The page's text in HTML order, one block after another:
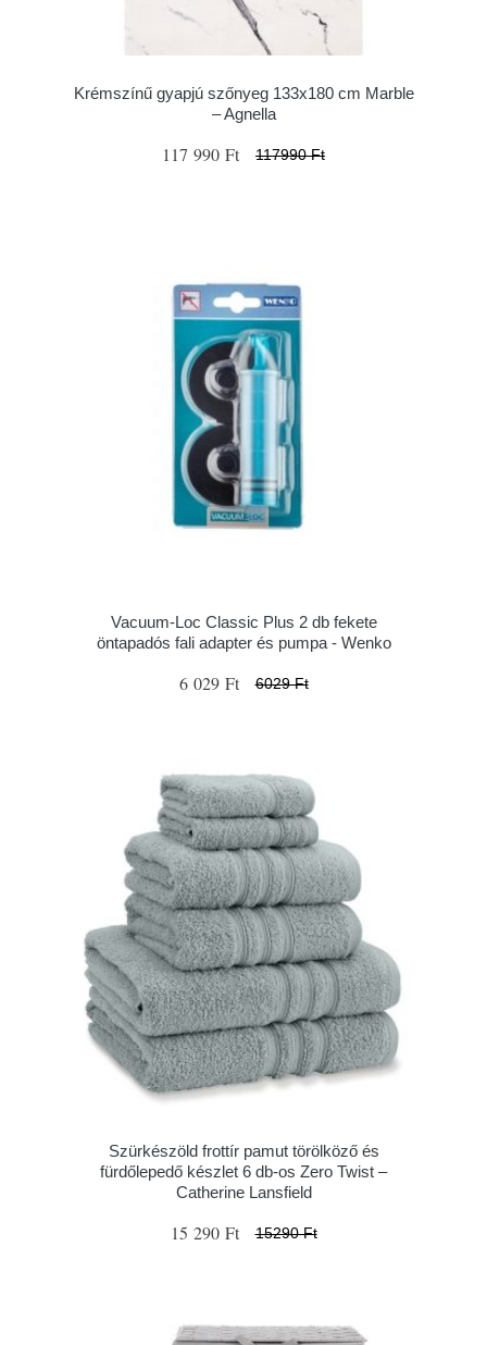
Krémszínű gyapjú szőnyeg 133x180 cm Marble
– Agnella
117 990 Ft 117990 Ft
Vacuum-Loc Classic Plus 2 db fekete
öntapadós fali adapter és pumpa - Wenko
6 029 Ft 6029 Ft
Szürkészöld frottír pamut törölköző és
fürdőlepedő készlet 6 db-os Zero Twist –
Catherine Lansfield
15 290 Ft 15290 Ft